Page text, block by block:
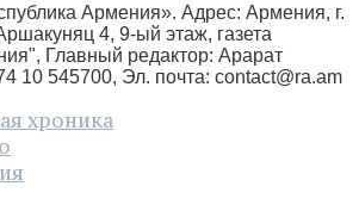
Армения». Адрес: Армения, г.
4, 9-ый этаж, газета
Главный редактор: Арарат
10 545700, Эл. почта: contact@ra.am
хроника